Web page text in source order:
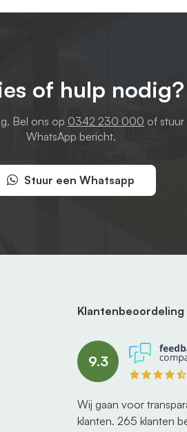
of hulp nodig?
Bel ons op 0342 230 000 of stuur
WhatsApp bericht.
Stuur een Whatsapp
Klantenbeoordeling
9.3
Wij gaan voor
klanten. 265 klanten